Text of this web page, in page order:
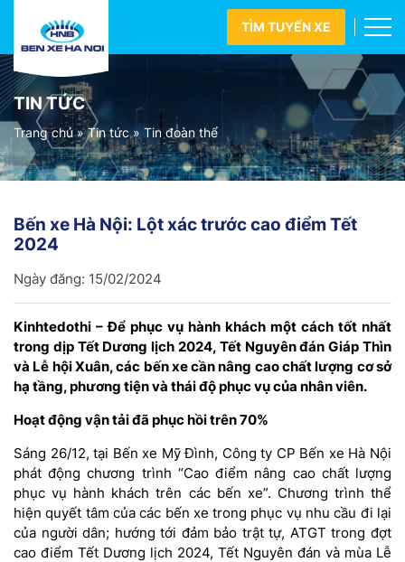
TÌM TUYẾN XE
TIN TỨC
Trang chủ » Tin tức » Tin đoàn thể
Bến xe Hà Nội: Lột xác trước cao điểm Tết
2024
Ngày đăng: 15/02/2024
Kinhtedothi – Để phục vụ hành khách một cách tốt nhất
trong dịp Tết Dương lịch 2024, Tết Nguyên đán Giáp Thìn
và Lễ hội Xuân, các bến xe cần nâng cao chất lượng cơ sở
hạ tầng, phương tiện và thái độ phục vụ của nhân viên.
Hoạt động vận tải đã phục hồi trên 70%
Sáng 26/12, tại Bến xe Mỹ Đình, Công ty CP Bến xe Hà Nội
phát động chương trình “Cao điểm nâng cao chất lượng
phục vụ hành khách trên các bến xe”. Chương trình thể
hiện quyết tâm của các bến xe trong phục vụ nhu cầu đi lại
của người dân; hướng tới đảm bảo trật tự, ATGT trong đợt
cao điểm Tết Dương lịch 2024, Tết Nguyên đán và mùa Lễ